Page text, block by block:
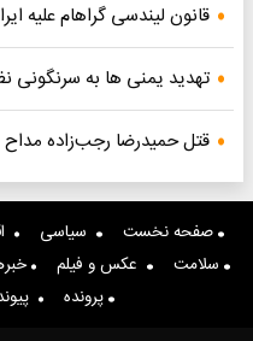
قانون لیندسی گراهام علیه
تهدید یمنی ها به سرنگونی
قتل حمیدرضا رجب‌زاده
صفحه نخست سیاسی
سلامت
عکس و فیلم
پرونده